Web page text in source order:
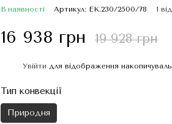
В наявності Артикул: EK.230/2500/78 1
16 938 грн 19 928 грн
Увійти для відображення
Тип конвекції
Природня